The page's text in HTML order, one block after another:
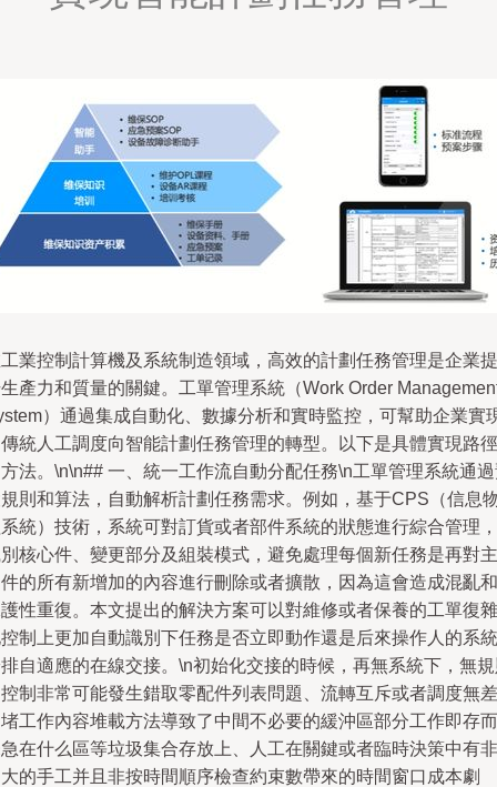
業控制計算機及系統制造領域，高效的計劃任務管理是企業提
產力和質量的關鍵。工單管理系統（Work Order
）通過集成自動化、數據分析和實時監控，可幫助企業實
統人工調度向智能計劃任務管理的轉型。以下是具體實現路徑
法。\n\n## 一、統一工作流自動分配任務\n工單管理系統通
則和算法，自動解析計劃任務需求。例如，基于CPS（信息
統）技術，系統可對訂貨或者部件系統的狀態進行綜合管理，
核心件、變更部分及組裝模式，避免處理每個新任務是再對主
的所有新增加的內容進行刪除或者擴散，因為這會造成混亂和
性重復。本文提出的解決方案可以對維修或者保養的工單復雜
制上更加自動識別下任務是否立即動作還是后來操作人的系統
自適應的在線交接。\n初始化交接的時候，再無系統下，無
制非常可能發生錯取零配件列表問題、流轉互斥或者調度無差
工作內容堆載方法導致了中間不必要的緩沖區部分工作即存而
在什么區等垃圾集合存放上、人工在關鍵或者臨時決策中有非
的手工并且非按時間順序檢查約束數帶來的時間窗口成本劇